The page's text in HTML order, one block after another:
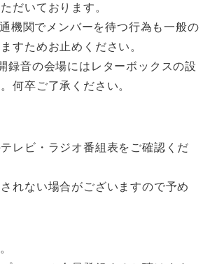
だいております。
機関でメンバーを待つ行為も一般の
すためお止めください。
録音の会場にはレターボックスの設
何卒ご了承ください。
レビ・ラジオ番組表をご確認くだ
れない場合がございますので予め